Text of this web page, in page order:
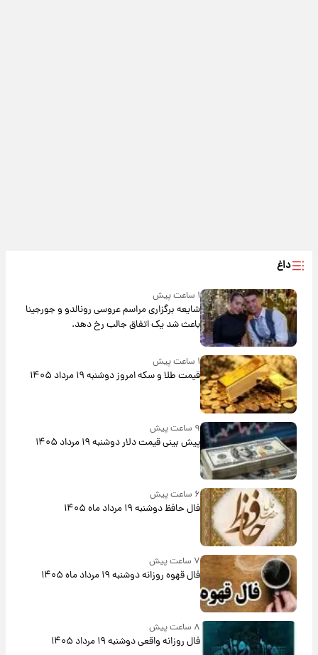
داغ
۱ ساعت پیش
شایعه برگزاری مراسم عروسی رونالدو و جورجینا
باعث شد یک اتفاق جالب رخ دهد.
۱ ساعت پیش
قیمت طلا و سکه امروز دوشنبه ۱۹ مرداد ۱۴۰۵
۹ ساعت پیش
پیش‌ بینی قیمت دلار دوشنبه ۱۹ مرداد ۱۴۰۵
۶ ساعت پیش
فال حافظ دوشنبه ۱۹ مرداد ماه ۱۴۰۵
۷ ساعت پیش
فال قهوه روزانه دوشنبه ۱۹ مرداد ماه ۱۴۰۵
فال روزانه واقعی دوشنبه ۱۹ مرداد ۱۴۰۵